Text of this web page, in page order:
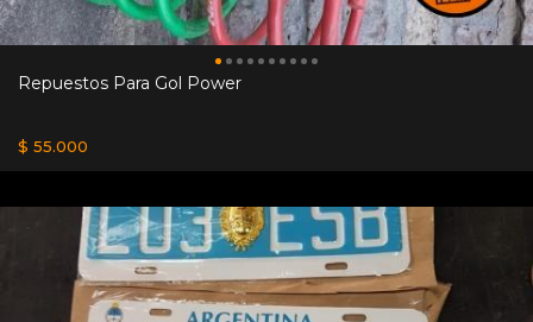
Repuestos Para Gol Power
$ 55.000